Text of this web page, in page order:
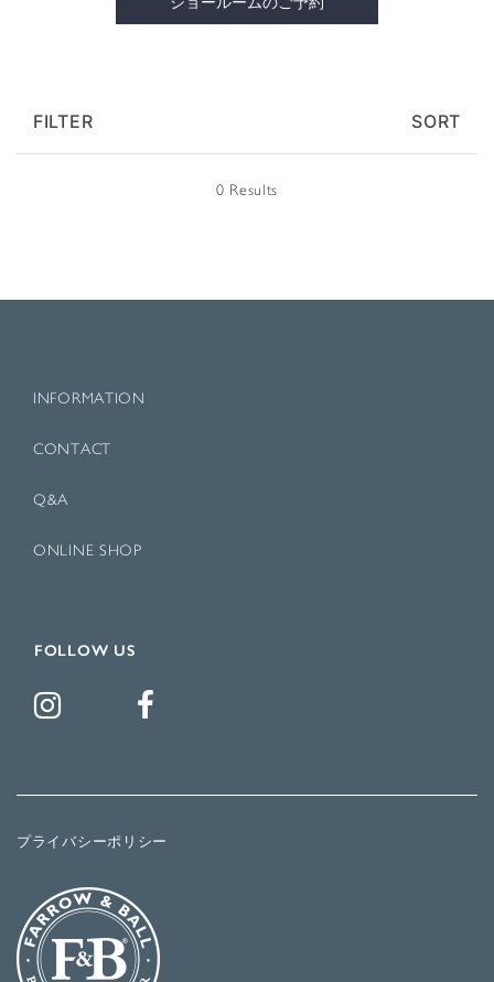
ショールームのご予約
FILTER SORT
0 Results
INFORMATION
CONTACT
Q&A
ONLINE SHOP
FOLLOW US
プライバシーポリシー